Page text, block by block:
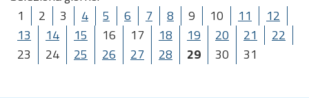
1
2 3 4 5 6 7 8 9 10 11
12
13
14 15 16 17 18 19 20 21
22
23
24 25 26 27 28 29 30 31